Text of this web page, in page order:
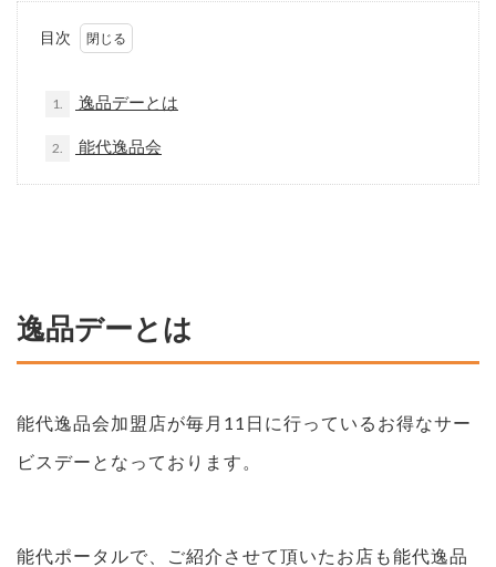
目次
1. 逸品デーとは
2. 能代逸品会
逸品デーとは
能代逸品会加盟店が毎月11日に行っているお得なサー
ビスデーとなっております。
能代ポータルで、ご紹介させて頂いたお店も能代逸品